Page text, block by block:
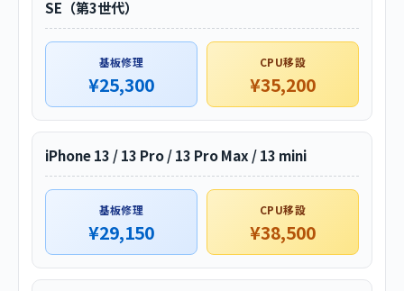
SE（第3世代）
基板修理
¥25,300
CPU移設
¥35,200
iPhone 13 / 13 Pro / 13 Pro Max / 13 mini
基板修理
¥29,150
CPU移設
¥38,500